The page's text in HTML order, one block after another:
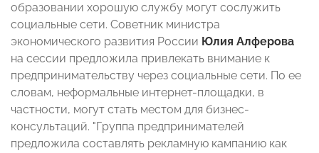
образовании хорошую службу могут сослужить
социальные сети. Советник министра
экономического развития России Юлия Алферова
на сессии предложила привлекать внимание к
предпринимательству через социальные сети. По ее
словам, неформальные интернет-площадки, в
частности, могут стать местом для бизнес-
консультаций. "Группа предпринимателей
предложила составлять рекламную кампанию как